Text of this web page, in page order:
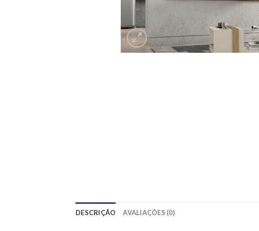
DESCRIÇÃO AVALIAÇÕES (0)